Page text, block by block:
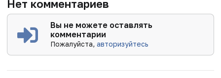
Нет комментариев
Вы не можете оставлять
комментарии
Пожалуйста,авторизуйтесь